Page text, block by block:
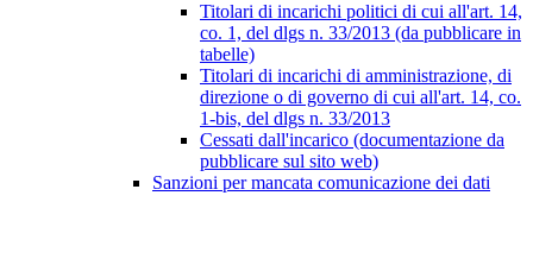
Titolari di incarichi politici di cui all'art. 14,
co. 1, del dlgs n. 33/2013 (da pubblicare in
tabelle)
Titolari di incarichi di amministrazione, di
direzione o di governo di cui all'art. 14, co.
1-bis, del dlgs n. 33/2013
Cessati dall'incarico (documentazione da
pubblicare sul sito web)
Sanzioni per mancata comunicazione dei dati